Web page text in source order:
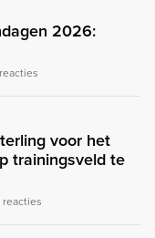
2026:
voor het
trainingsveld te
reacties